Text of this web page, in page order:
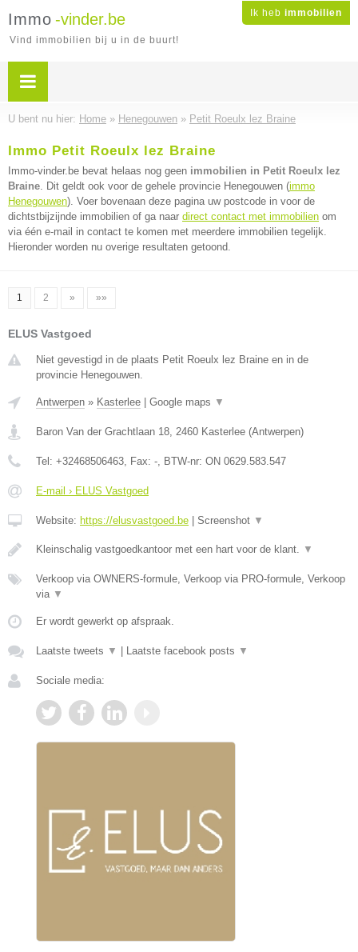
Ik heb immobilien
Immo -vinder.be
Vind immobilien bij u in de buurt!
U bent nu hier: Home » Henegouwen » Petit Roeulx lez Braine
Immo Petit Roeulx lez Braine
Immo-vinder.be bevat helaas nog geen immobilien in Petit Roeulx lez
Braine. Dit geldt ook voor de gehele provincie Henegouwen (immo
Henegouwen). Voer bovenaan deze pagina uw postcode in voor de
dichtstbijzijnde immobilien of ga naar direct contact met immobilien om
via één e-mail in contact te komen met meerdere immobilien tegelijk.
Hieronder worden nu overige resultaten getoond.
1 2 » »»
ELUS Vastgoed
Niet gevestigd in de plaats Petit Roeulx lez Braine en in de
provincie Henegouwen.
Antwerpen » Kasterlee Google maps ▼
Baron Van der Grachtlaan 18, 2460 Kasterlee (Antwerpen)
Tel: +32468506463, Fax: -, BTW-nr: ON 0629.583.547
E-mail › ELUS Vastgoed
Website: https://elusvastgoed.be Screenshot ▼
Kleinschalig vastgoedkantoor met een hart voor de klant. ▼
Verkoop via OWNERS-formule, Verkoop via PRO-formule, Verkoop
via ▼
Er wordt gewerkt op afspraak.
Laatste tweets ▼ Laatste facebook posts ▼
Sociale media: